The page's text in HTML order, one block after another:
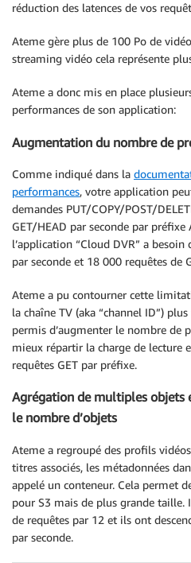
réduction des latences de vos
Ateme gère plus de 100 Po de
streaming vidéo cela représente
Ateme a donc mis en place
performances de son application:
Augmentation du nombre de
Comme indiqué dans la
performances, votre application
demandes PUT/COPY/POST/
GET/HEAD par seconde par préfixe
l’application “Cloud DVR” a besoin
par seconde et 18 000 requêtes de
Ateme a pu contourner cette
la chaîne TV (aka “channel ID”)
permis d’augmenter le nombre de
mieux répartir la charge de lecture
requêtes GET par préfixe.
Agrégation de multiples objets
le nombre d’objets
Ateme a regroupé des profils
titres associés, les métadonnées
appelé un conteneur. Cela permet
pour S3 mais de plus grande
de requêtes par 12 et ils ont
par seconde.